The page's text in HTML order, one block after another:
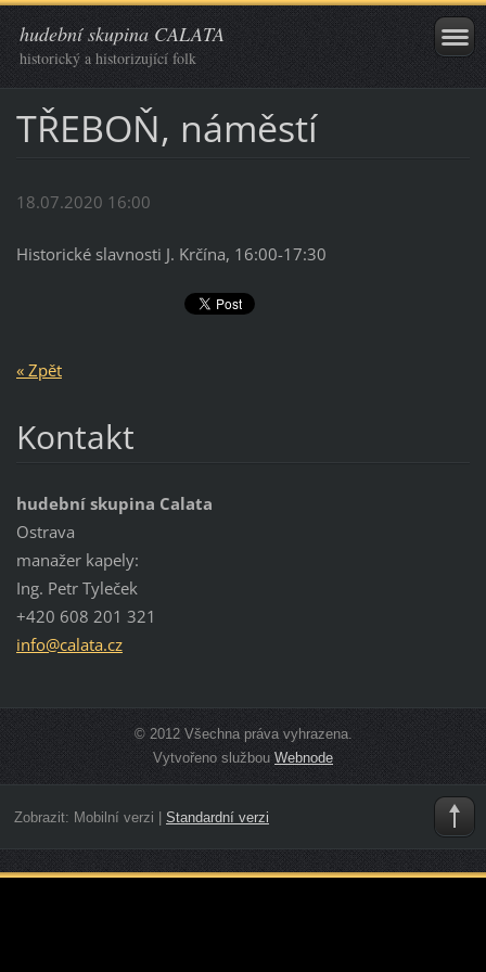
hudební skupina CALATA
historický a historizující folk
TŘEBOŇ, náměstí
18.07.2020 16:00
Historické slavnosti J. Krčína, 16:00-17:30
« Zpět
Kontakt
hudební skupina Calata
Ostrava
manažer kapely:
Ing. Petr Tyleček
+420 608 201 321
info@calata.cz
© 2012 Všechna práva vyhrazena.
Vytvořeno službou Webnode
Zobrazit: Mobilní verzi Standardní verzi